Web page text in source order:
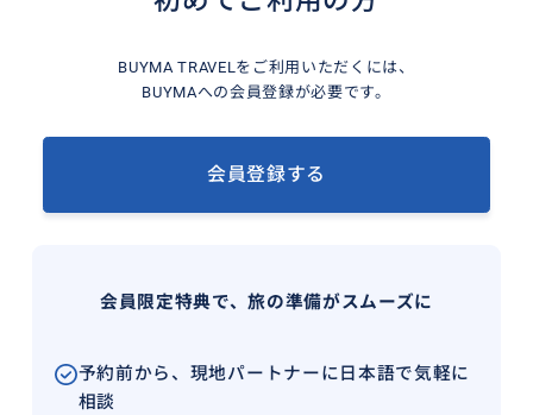
BUYMA TRAVELをご利用いただくには、
BUYMAへの会員登録が必要です。
会員登録する
会員限定特典で、旅の準備がスムーズに
予約前から、現地パートナーに日本語で気軽に
相談